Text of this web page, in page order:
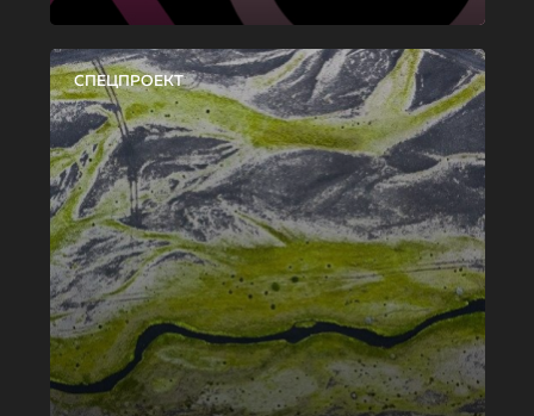
СПЕЦПРОЕКТ